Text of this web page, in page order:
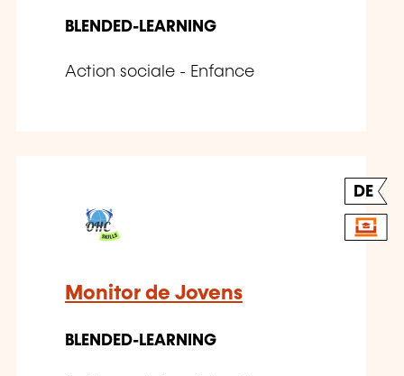
BLENDED-LEARNING
Action sociale - Enfance
DE
Monitor de Jovens
BLENDED-LEARNING